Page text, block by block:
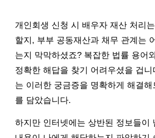
개인회생 신청 시 배우자 재산 처리
할지, 부부 공동재산과 채무 관계는
는지 막막하셨죠? 복잡한 법률 용어
정확한 해답을 찾기 어려우셨을 겁니
는 이러한 궁금증을 명확하게 해결
를 담았습니다.
하지만 인터넷에는 상반된 정보들이